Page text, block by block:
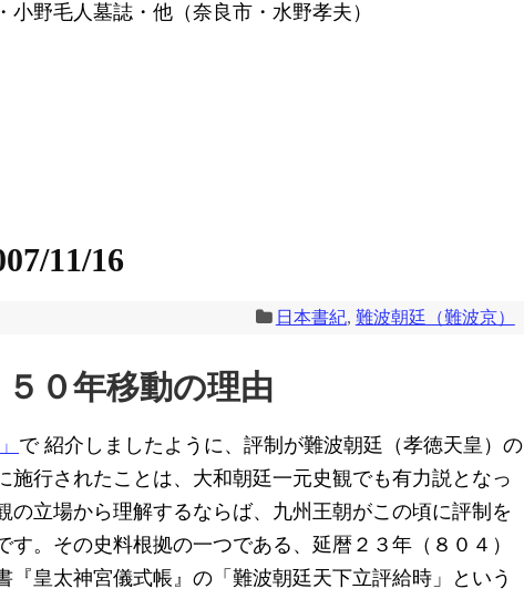
野毛人墓誌・他（奈良市・水野孝夫）
11/16
日本書紀, 難波朝廷（難波京）
５０年移動の理由
で 紹介しましたように、評制が難波朝廷（孝徳天皇）の
施行されたことは、大和朝廷一元史観でも有力説となっ
の立場から理解するならば、九州王朝がこの頃に評制を
す。その史料根拠の一つである、延暦２３年（８０４）
『皇太神宮儀式帳』の「難波朝廷天下立評給時」という